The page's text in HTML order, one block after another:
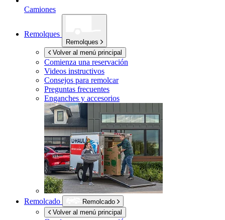
Camiones
Remolques
Remolques
Volver al menú principal
Comienza una reservación
Videos instructivos
Consejos para remolcar
Preguntas frecuentes
Enganches y accesorios
Remolcado
Remolcado
Volver al menú principal